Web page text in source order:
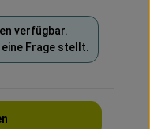
verfügbar.
Frage stellt.